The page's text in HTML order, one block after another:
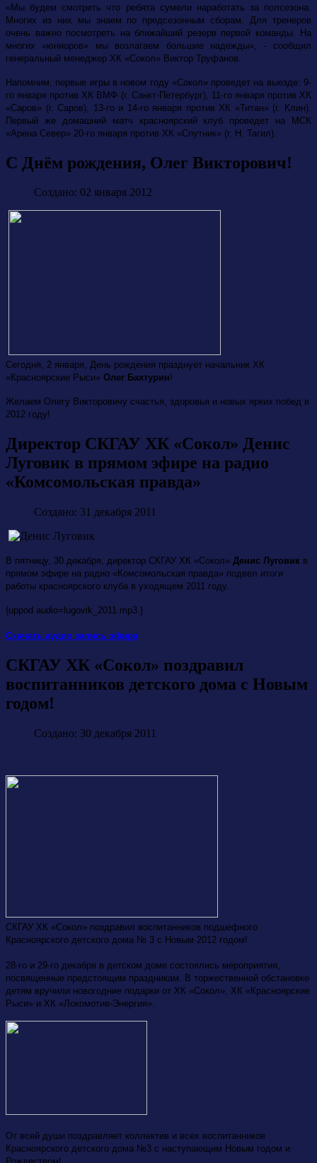
«Мы будем смотреть что ребята сумели наработать за полсезона.
Многих из них мы знаем по предсезонным сборам. Для тренеров
очень важно посмотреть на ближайший резерв первой команды. На
многих «юниоров» мы возлагаем большие надежды», - сообщил
генеральный менеджер ХК «Сокол» Виктор Труфанов.
Напомним, первые игры в новом году «Сокол» проведет на выезде: 9-
го января против ХК ВМФ (г. Санкт-Петербург), 11-го января против ХК
«Саров» (г. Саров), 13-го и 14-го января против ХК «Титан» (г. Клин).
Первый же домашний матч красноярский клуб проведет на МСК
«Арена Север» 20-го января против ХК «Спутник» (г. Н. Тагил).
С Днём рождения, Олег Викторович!
Создано: 02 января 2012
Сегодня, 2 января, День рождения празднует начальник ХК
«Красноярские Рыси» Олег Бахтурин!
Желаем Олегу Викторовичу счастья, здоровья и новых ярких побед в
2012 году!
Директор СКГАУ ХК «Сокол» Денис
Луговик в прямом эфире на радио
«Комсомольская правда»
Создано: 31 декабря 2011
В пятницу, 30 декабря, директор СКГАУ ХК «Сокол» Денис Луговик в
прямом эфире на радио «Комсомольская правда» подвел итоги
работы красноярского клуба в уходящем 2011 году.
{uppod audio=lugovik_2011.mp3 }
Скачать аудио запись эфира
СКГАУ ХК «Сокол» поздравил
воспитанников детского дома с Новым
годом!
Создано: 30 декабря 2011
СКГАУ ХК «Сокол» поздравил воспитанников подшефного
Красноярского детского дома № 3 с Новым 2012 годом!
28-го и 29-го декабря в детском доме состоялись мероприятия,
посвященные предстоящим праздникам. В торжественной обстановке
детям вручили новогодние подарки от ХК «Сокол», ХК «Красноярские
Рыси» и ХК «Локомотив-Энергия».
От всей души поздравляет коллектив и всех воспитанников
Красноярского детского дома №3 с наступающим Новым годом и